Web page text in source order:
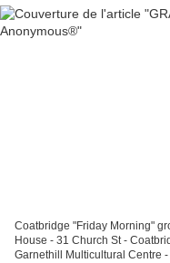
Coatbridge "Friday Morning"
House - 31 Church St -
Garnethill Multicultural Centre -